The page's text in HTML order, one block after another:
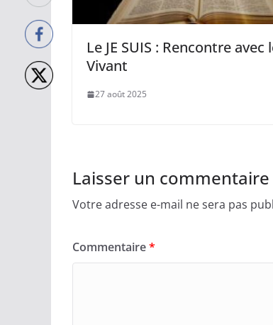
Le JE SUIS : Rencontre avec
Vivant
27 août 2025
Laisser un commentaire
Votre adresse e-mail ne sera pas
Commentaire*